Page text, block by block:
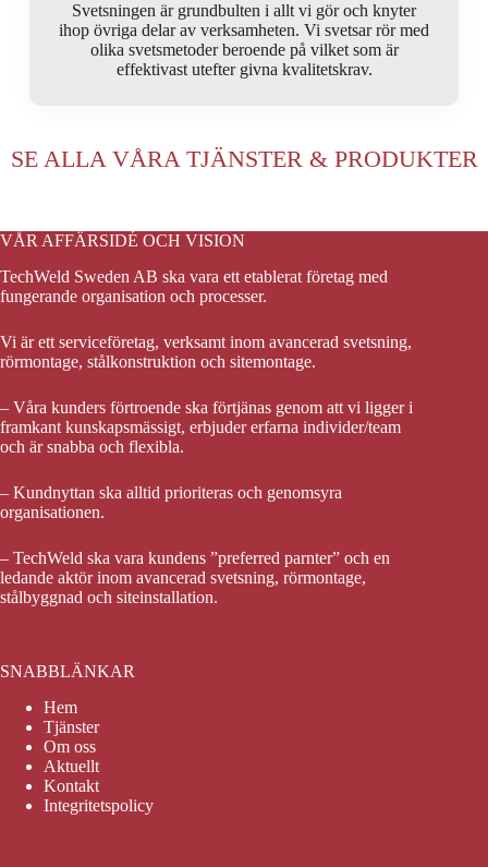
Svetsningen är grundbulten i allt vi gör och knyter
ihop övriga delar av verksamheten. Vi svetsar rör med
olika svetsmetoder beroende på vilket som är
effektivast utefter givna kvalitetskrav.
SE ALLA VÅRA TJÄNSTER & PRODUKTER
VÅR AFFÄRSIDÉ OCH VISION
TechWeld Sweden AB ska vara ett etablerat företag med
fungerande organisation och processer.
Vi är ett serviceföretag, verksamt inom avancerad svetsning,
rörmontage, stålkonstruktion och sitemontage.
– Våra kunders förtroende ska förtjänas genom att vi ligger i
framkant kunskapsmässigt, erbjuder erfarna individer/team
och är snabba och flexibla.
– Kundnyttan ska alltid prioriteras och genomsyra
organisationen.
– TechWeld ska vara kundens ”preferred parnter” och en
ledande aktör inom avancerad svetsning, rörmontage,
stålbyggnad och siteinstallation.
SNABBLÄNKAR
Hem
Tjänster
Om oss
Aktuellt
Kontakt
Integritetspolicy